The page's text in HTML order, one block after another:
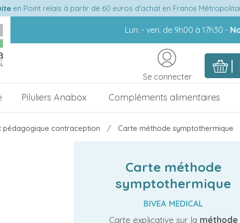
en Point relais à partir de 60 euros d'achat en France
Lun. - ven. de 9h00 à 17h30 -
Se connecter
Piluliers Anabox Compléments alimentaires
pédagogique contraception Carte méthode symptothermique
Carte méthode
symptothermique
BIVEA MEDICAL
Carte explicative sur la méthode